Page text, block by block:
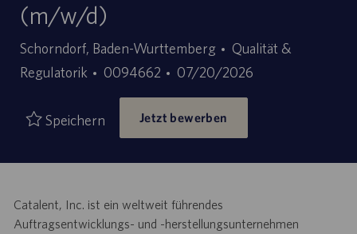
(m/w/d)
Schorndorf, Baden-Wurttemberg Kategorie
Qualität &
Regulatorik
Stellen-
0094662 Angebotsdatum
07/20/2026
Speichern Jetzt bewerben
Catalent, Inc. ist ein weltweit führendes
Auftragsentwicklungs- und -herstellungsunternehmen